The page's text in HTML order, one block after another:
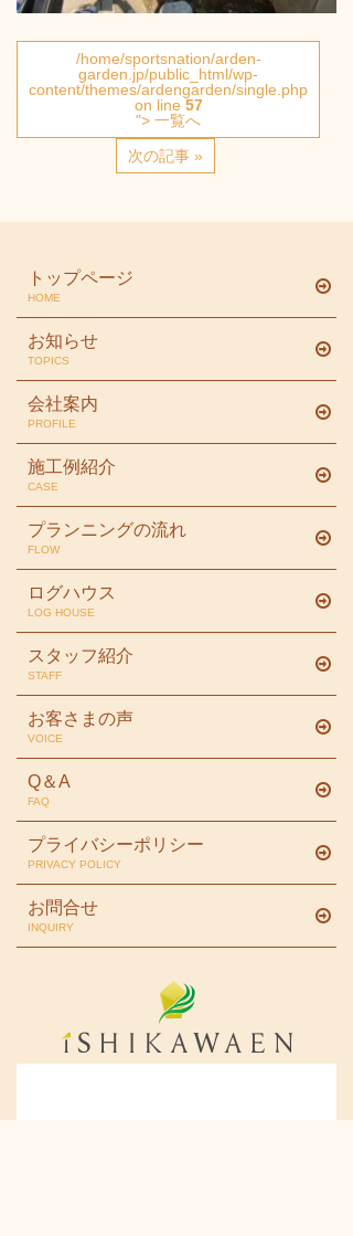
/home/sportsnation/arden-
garden.jp/public_html/wp-
content/themes/ardengarden/single.php
on line 57
"> 一覧へ
次の記事 »
トップページ
HOME
お知らせ
TOPICS
会社案内
PROFILE
施工例紹介
CASE
プランニングの流れ
FLOW
ログハウス
LOG HOUSE
スタッフ紹介
STAFF
お客さまの声
VOICE
Q＆A
FAQ
プライバシーポリシー
PRIVACY POLICY
お問合せ
INQUIRY